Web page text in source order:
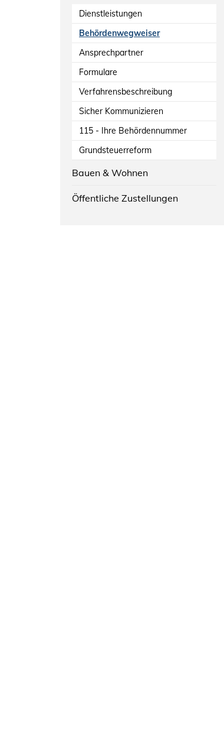
Dienstleistungen
Behördenwegweiser
Ansprechpartner
Formulare
Verfahrensbeschreibung
Sicher Kommunizieren
115 - Ihre Behördennummer
Grundsteuerreform
Bauen & Wohnen
Öffentliche Zustellungen